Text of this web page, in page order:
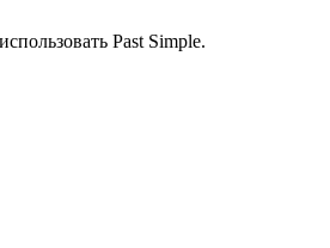
Past Simple.